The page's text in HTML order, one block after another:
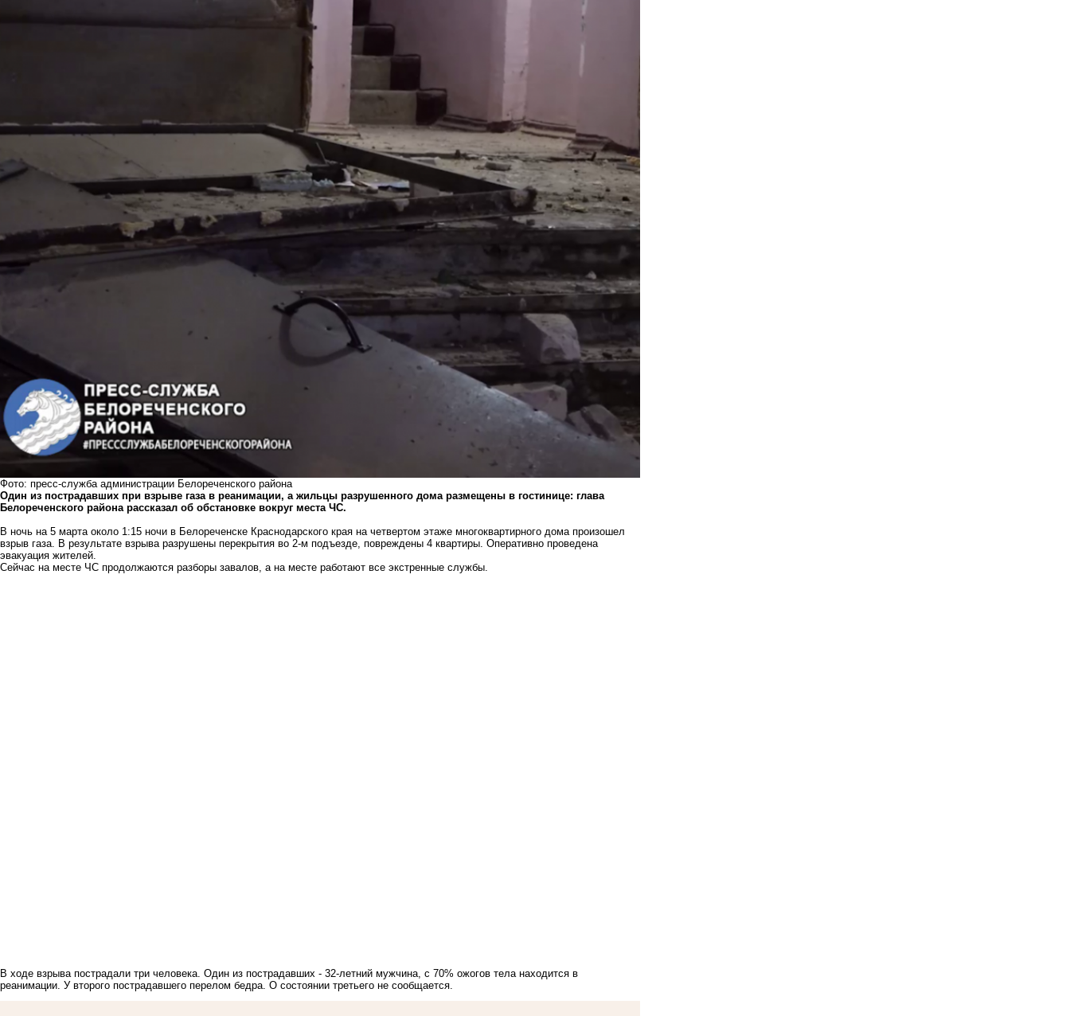
Фото: пресс-служба администрации Белореченского района
Один из пострадавших при взрыве газа в реанимации, а жильцы разрушенного дома размещены в гостинице: глава
Белореченского района рассказал об обстановке вокруг места ЧС.
В ночь на 5 марта около 1:15 ночи в Белореченске Краснодарского края на четвертом этаже многоквартирного дома произошел
взрыв газа. В результате взрыва разрушены перекрытия во 2-м подъезде, повреждены 4 квартиры. Оперативно проведена
эвакуация жителей.
Сейчас на месте ЧС продолжаются разборы завалов, а на месте работают все экстренные службы.
В ходе взрыва пострадали три человека. Один из пострадавших - 32-летний мужчина, с 70% ожогов тела находится в
реанимации. У второго пострадавшего перелом бедра. О состоянии третьего не сообщается.